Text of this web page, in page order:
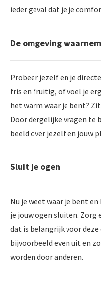
ieder geval dat je je
De omgeving
Probeer jezelf en je
fris en fruitig, of voel je
het warm waar je bent?
Door dergelijke vragen te
beeld over jezelf en jouw
Sluit je ogen
Nu je weet waar je bent
je jouw ogen sluiten.
dat is belangrijk voor
bijvoorbeeld even uit en
worden door anderen.